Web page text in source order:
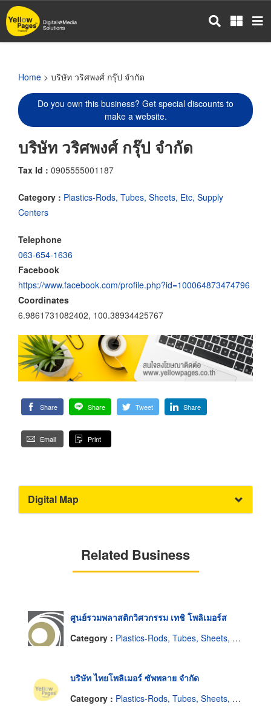
Skip
to
main
Home > บริษัท วริศพงศ์ กรุ๊ป จำกัด
Do you own this business? Get special discounts to
make a website.
บริษัท วริศพงศ์ กรุ๊ป จำกัด
Tax Id : 0905555001187
Category : Plastics-Rods, Tubes, Sheets, Etc, Supply
Centers
Telephone
063-654-1636
Facebook
https://www.facebook.com/profile.php?id=100064873474796
Coordinates
6.9861731082402, 100.38934425767
Share Share Tweet Share
Email Print
Digital Map
Related Business
ศูนย์รวมพลาสติกวิศวกรรม เทชิ โพลิเมอร์ส
Category : Plastics-Rods, Tubes, Sheets, Etc, Supply Centers
บริษัท ไทยโพลิเมอร์ ซัพพลาย จำกัด
Category : Plastics-Rods, Tubes, Sheets, Etc, Supply Centers